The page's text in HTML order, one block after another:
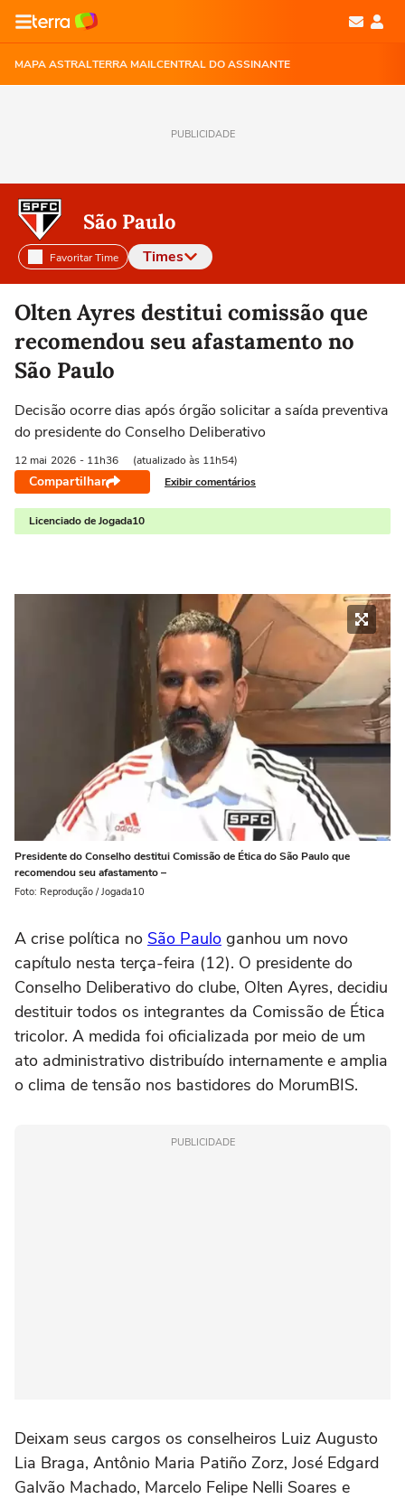
MAPA ASTRALTERRA MAILCENTRAL DO ASSINANTE
PUBLICIDADE
São Paulo
Favoritar Time Times
Selecione o time para ver as notícias
Olten Ayres destitui comissão que
recomendou seu afastamento no
São Paulo
Decisão ocorre dias após órgão solicitar a saída preventiva
do presidente do Conselho Deliberativo
12 mai 2026 - 11h36 (atualizado às 11h54)
Compartilhar Exibir comentários
Licenciado de Jogada10
Presidente do Conselho destitui Comissão de Ética do São Paulo que
recomendou seu afastamento –
Foto: Reprodução / Jogada10
A crise política no São Paulo ganhou um novo
capítulo nesta terça-feira (12). O presidente do
Conselho Deliberativo do clube, Olten Ayres, decidiu
destituir todos os integrantes da Comissão de Ética
tricolor. A medida foi oficializada por meio de um
ato administrativo distribuído internamente e amplia
o clima de tensão nos bastidores do MorumBIS.
PUBLICIDADE
Deixam seus cargos os conselheiros Luiz Augusto
Lia Braga, Antônio Maria Patiño Zorz, José Edgard
Galvão Machado, Marcelo Felipe Nelli Soares e